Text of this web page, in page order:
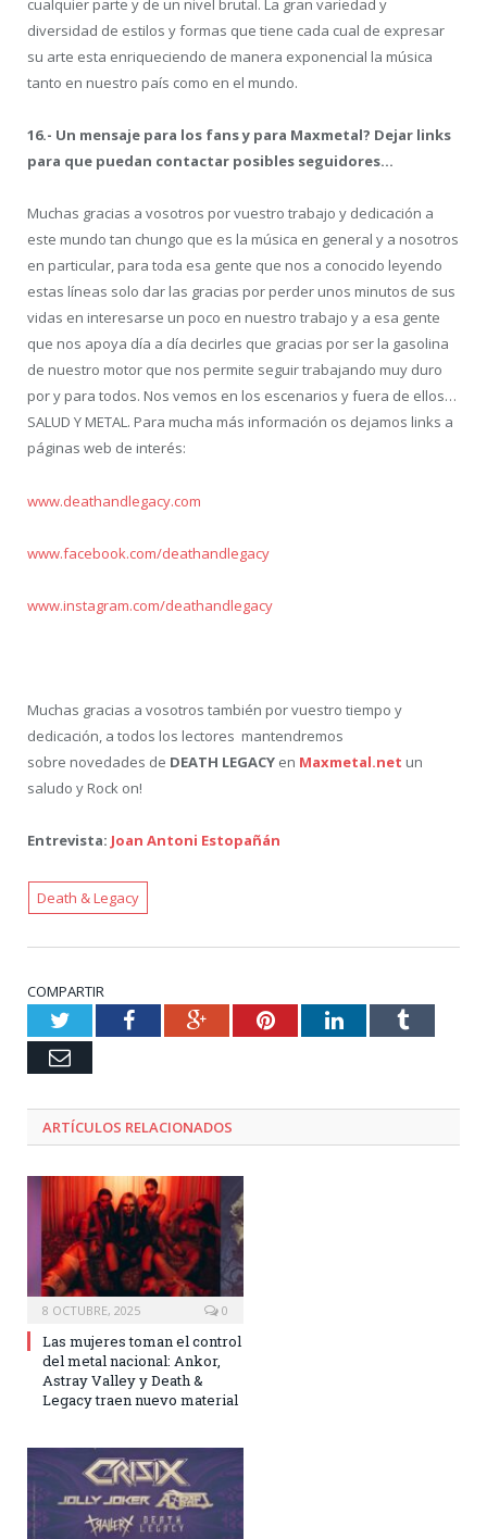
cualquier parte y de un nivel brutal. La gran variedad y
diversidad de estilos y formas que tiene cada cual de expresar
su arte esta enriqueciendo de manera exponencial la música
tanto en nuestro país como en el mundo.
16.- Un mensaje para los fans y para Maxmetal? Dejar links
para que puedan contactar posibles seguidores…
Muchas gracias a vosotros por vuestro trabajo y dedicación a
este mundo tan chungo que es la música en general y a nosotros
en particular, para toda esa gente que nos a conocido leyendo
estas líneas solo dar las gracias por perder unos minutos de sus
vidas en interesarse un poco en nuestro trabajo y a esa gente
que nos apoya día a día decirles que gracias por ser la gasolina
de nuestro motor que nos permite seguir trabajando muy duro
por y para todos. Nos vemos en los escenarios y fuera de ellos…
SALUD Y METAL. Para mucha más información os dejamos links a
páginas web de interés:
www.deathandlegacy.com
www.facebook.com/deathandlegacy
www.instagram.com/deathandlegacy
Muchas gracias a vosotros también por vuestro tiempo y
dedicación, a todos los lectores mantendremos
sobre novedades de DEATH LEGACY en Maxmetal.net un
saludo y Rock on!
Entrevista: Joan Antoni Estopañán
Death & Legacy
COMPARTIR
TwitterFacebookGoogle+PinterestLinkedInTumblr
Email
ARTÍCULOS RELACIONADOS
8 OCTUBRE, 2025 0
Las mujeres toman el control
del metal nacional: Ankor,
Astray Valley y Death &
Legacy traen nuevo material